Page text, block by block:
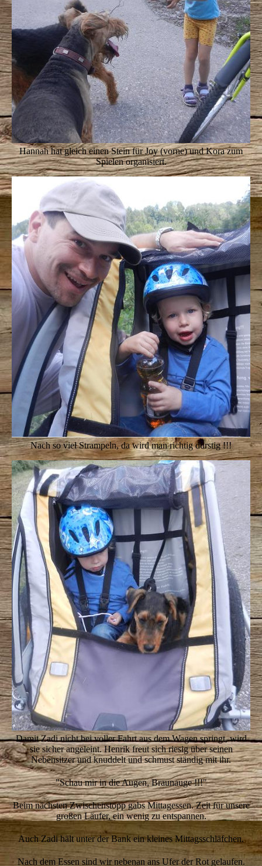
Hannah hat gleich einen Stein für Joy (vorne) und Kora zum
Spielen organisiert.
Nach so viel Strampeln, da wird man richtig durstig !!!
Damit Zadi nicht bei voller Fahrt aus dem Wagen springt, wird
sie sicher angeleint. Henrik freut sich riesig über seinen
Nebensitzer und knuddelt und schmust ständig mit ihr.
"Schau mir in die Augen, Braunauge !!!"
Beim nächsten Zwischenstopp gabs Mittagessen. Zeit für unsere
großen Läufer, ein wenig zu entspannen.
Auch Zadi hält unter der Bank ein kleines Mittagsschläfchen.
Nach dem Essen sind wir nebenan ans Ufer der Rot gelaufen.